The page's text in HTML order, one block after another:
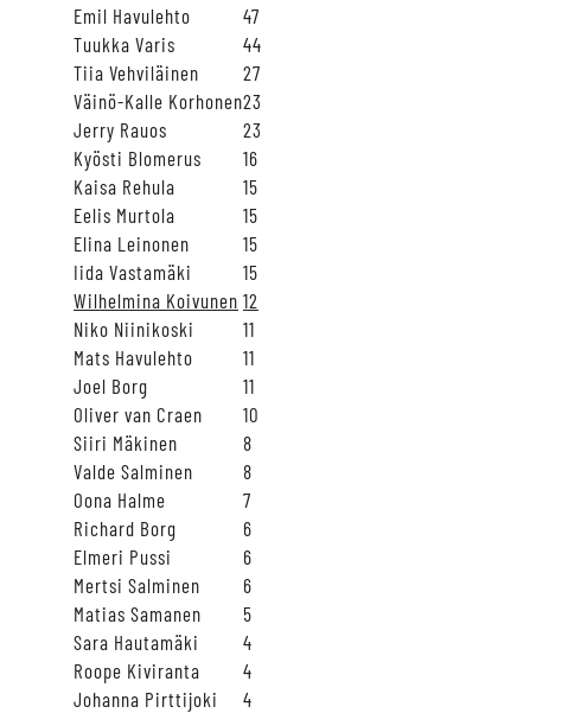
Emil Havulehto
47
Tuukka Varis
44
Tiia Vehviläinen
27
Väinö-Kalle Korhonen23
Jerry Rauos
23
Kyösti Blomerus
16
Kaisa Rehula
15
Eelis Murtola
15
Elina Leinonen
15
Iida Vastamäki
15
Wilhelmina Koivunen 12
Niko Niinikoski
11
Mats Havulehto
11
Joel Borg
11
Oliver van Craen
10
Siiri Mäkinen
8
Valde Salminen
8
Oona Halme
7
Richard Borg
6
Elmeri Pussi
6
Mertsi Salminen
6
Matias Samanen
5
Sara Hautamäki
4
Roope Kiviranta
4
Johanna Pirttijoki
4